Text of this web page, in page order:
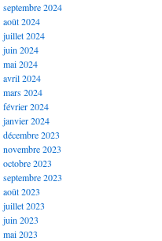
septembre 2024
août 2024
juillet 2024
juin 2024
mai 2024
avril 2024
mars 2024
février 2024
janvier 2024
décembre 2023
novembre 2023
octobre 2023
septembre 2023
août 2023
juillet 2023
juin 2023
mai 2023